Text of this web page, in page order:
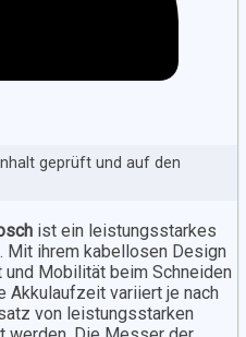
geprüft und auf den
ist ein leistungsstarkes
Mit ihrem kabellosen Design
Mobilität beim Schneiden
Akkulaufzeit variiert je nach
von leistungsstarken